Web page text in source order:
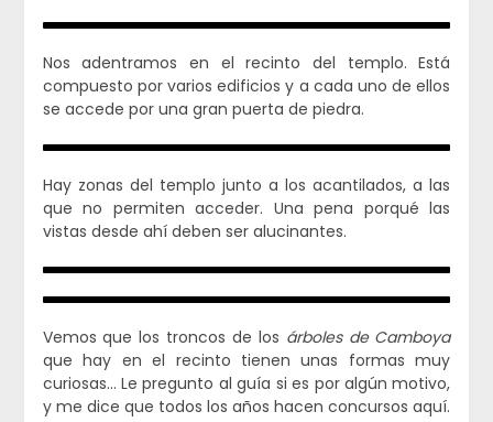
Nos adentramos en el recinto del templo. Está
compuesto por varios edificios y a cada uno de ellos
se accede por una gran puerta de piedra.
Hay zonas del templo junto a los acantilados, a las
que no permiten acceder. Una pena porqué las
vistas desde ahí deben ser alucinantes.
Vemos que los troncos de los árboles de Camboya
que hay en el recinto tienen unas formas muy
curiosas… Le pregunto al guía si es por algún motivo,
y me dice que todos los años hacen concursos aquí.